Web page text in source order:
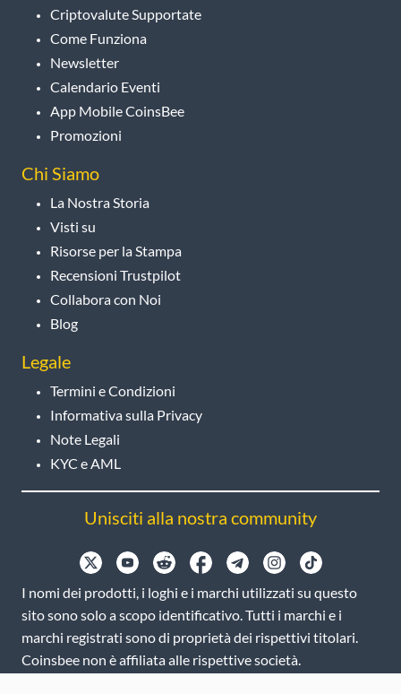
Criptovalute Supportate
Come Funziona
Newsletter
Calendario Eventi
App Mobile CoinsBee
Promozioni
Chi Siamo
La Nostra Storia
Visti su
Risorse per la Stampa
Recensioni Trustpilot
Collabora con Noi
Blog
Legale
Termini e Condizioni
Informativa sulla Privacy
Note Legali
KYC e AML
Unisciti alla nostra community
I nomi dei prodotti, i loghi e i marchi utilizzati su questo
sito sono solo a scopo identificativo. Tutti i marchi e i
marchi registrati sono di proprietà dei rispettivi titolari.
Coinsbee non è affiliata alle rispettive società.